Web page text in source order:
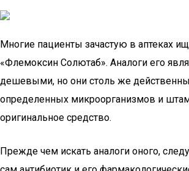
Многие пациенты зачастую в аптеках
«Флемоксин Солютаб». Аналоги его
дешевыми, но они столь же
определенных микроорганизмов и
оригинальное средство.
Прежде чем искать аналоги оного,